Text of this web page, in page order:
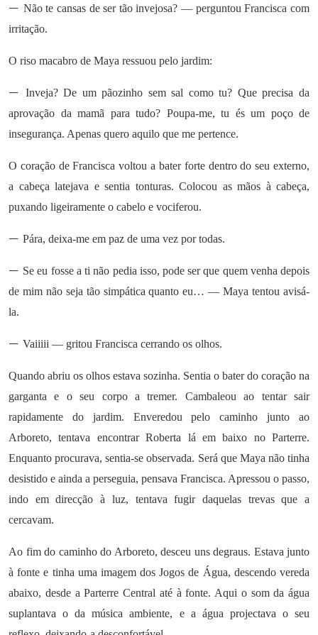
— Não te cansas de ser tão invejosa? — perguntou Francisca com
irritação.
O riso macabro de Maya ressuou pelo jardim:
— Inveja? De um pãozinho sem sal como tu? Que precisa da
aprovação da mamã para tudo? Poupa-me, tu és um poço de
insegurança. Apenas quero aquilo que me pertence.
O coração de Francisca voltou a bater forte dentro do seu externo,
a cabeça latejava e sentia tonturas. Colocou as mãos à cabeça,
puxando ligeiramente o cabelo e vociferou.
— Pára, deixa-me em paz de uma vez por todas.
— Se eu fosse a ti não pedia isso, pode ser que quem venha depois
de mim não seja tão simpática quanto eu… — Maya tentou avisá-
la.
— Vaiiiii — gritou Francisca cerrando os olhos.
Quando abriu os olhos estava sozinha. Sentia o bater do coração na
garganta e o seu corpo a tremer. Cambaleou ao tentar sair
rapidamente do jardim. Enveredou pelo caminho junto ao
Arboreto, tentava encontrar Roberta lá em baixo no Parterre.
Enquanto procurava, sentia-se observada. Será que Maya não tinha
desistido e ainda a perseguia, pensava Francisca. Apressou o passo,
indo em direcção à luz, tentava fugir daquelas trevas que a
cercavam.
Ao fim do caminho do Arboreto, desceu uns degraus. Estava junto
à fonte e tinha uma imagem dos Jogos de Água, descendo vereda
abaixo, desde a Parterre Central até à fonte. Aqui o som da água
suplantava o da música ambiente, e a água projectava o seu